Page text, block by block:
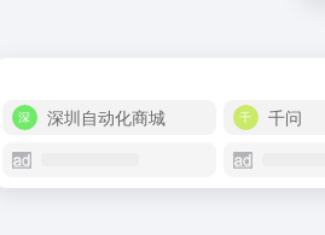
深圳自动化商城 千问